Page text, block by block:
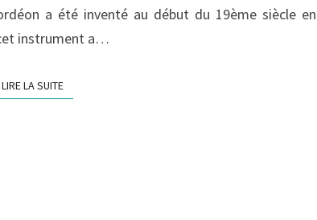
a été inventé au début du 19ème siècle en
instrument a…
LIRE LA SUITELIRE LA SUITE